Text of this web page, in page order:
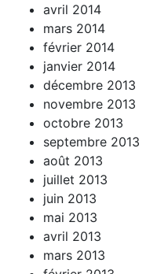
avril 2014
mars 2014
février 2014
janvier 2014
décembre 2013
novembre 2013
octobre 2013
septembre 2013
août 2013
juillet 2013
juin 2013
mai 2013
avril 2013
mars 2013